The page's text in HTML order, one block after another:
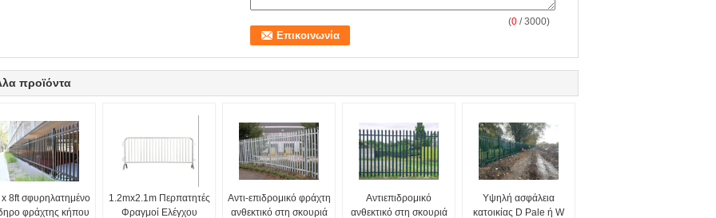
(0 / 3000)
προϊόντα
8ft σφυρηλατημένο
φράχτης κήπου
1.2mx2.1m Περπατητές
Φραγμοί Ελέγχου
Αντι-επιδρομικό φράχτη
ανθεκτικό στη σκουριά
Αντιεπιδρομικό
ανθεκτικό στη σκουριά
Υψηλή ασφάλεια
κατοικίας D Pale ή W